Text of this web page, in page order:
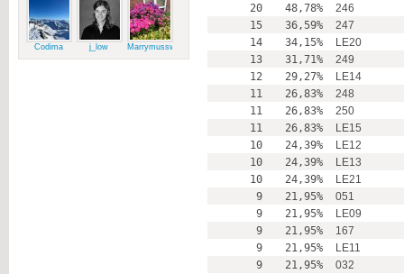
Codima j_low Marrymussweg
20
48,78%
246
15
36,59%
247
14
34,15%
LE20
13
31,71%
249
12
29,27%
LE14
11
26,83%
248
11
26,83%
250
11
26,83%
LE15
10
24,39%
LE12
10
24,39%
LE13
10
24,39%
LE21
9
21,95%
051
9
21,95%
LE09
9
21,95%
167
9
21,95%
LE11
9
21,95%
032